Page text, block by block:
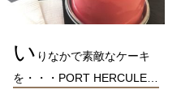
い りなかで素敵なケーキ
を・・・PORT HERCULE…